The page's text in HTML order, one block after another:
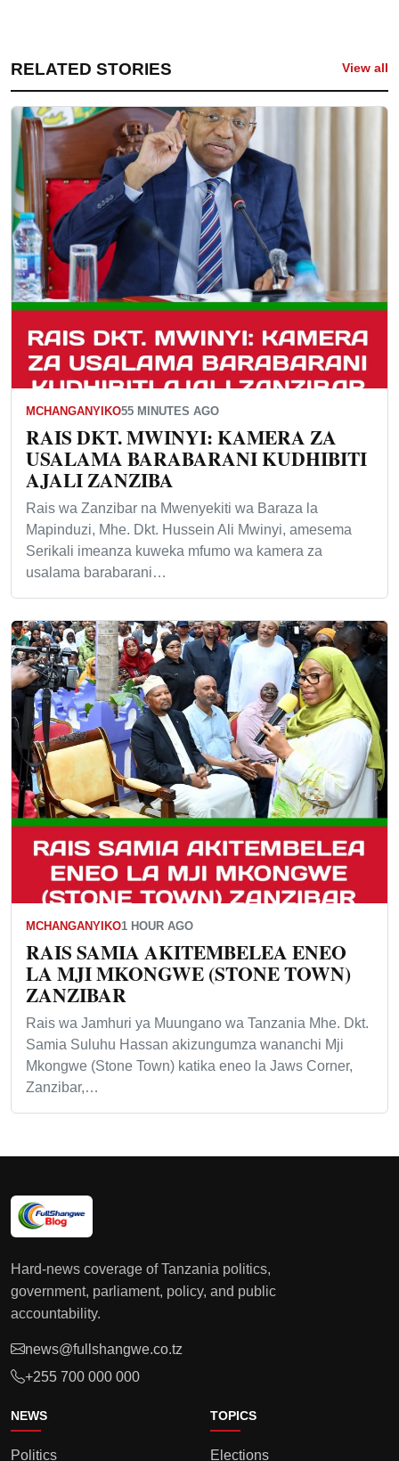
RELATED STORIES View all
MCHANGANYIKO55 MINUTES AGO
RAIS DKT. MWINYI: KAMERA ZA
USALAMA BARABARANI KUDHIBITI
AJALI ZANZIBA
Rais wa Zanzibar na Mwenyekiti wa Baraza la
Mapinduzi, Mhe. Dkt. Hussein Ali Mwinyi, amesema
Serikali imeanza kuweka mfumo wa kamera za
usalama barabarani…
MCHANGANYIKO1 HOUR AGO
RAIS SAMIA AKITEMBELEA ENEO
LA MJI MKONGWE (STONE TOWN)
ZANZIBAR
Rais wa Jamhuri ya Muungano wa Tanzania Mhe. Dkt.
Samia Suluhu Hassan akizungumza wananchi Mji
Mkongwe (Stone Town) katika eneo la Jaws Corner,
Zanzibar,…
Hard-news coverage of Tanzania politics,
government, parliament, policy, and public
accountability.
news@fullshangwe.co.tz
+255 700 000 000
NEWS
Politics
TOPICS
Elections